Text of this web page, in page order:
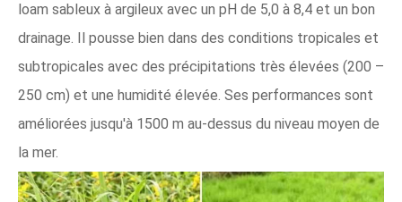
loam sableux à argileux avec un pH de 5,0 à 8,4 et un bon
drainage. Il pousse bien dans des conditions tropicales et
subtropicales avec des précipitations très élevées (200 –
250 cm) et une humidité élevée. Ses performances sont
améliorées jusqu'à 1500 m au-dessus du niveau moyen de
la mer.